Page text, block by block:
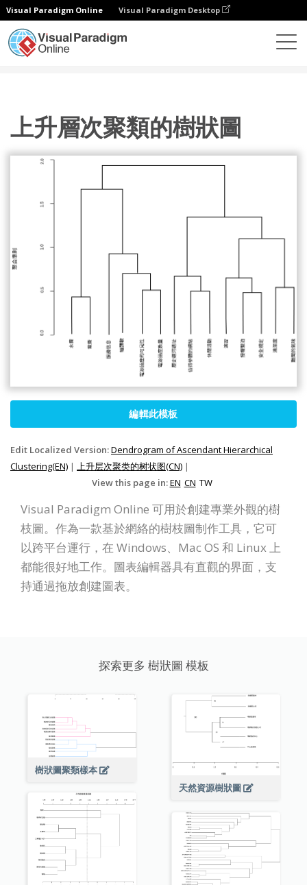
Visual Paradigm Online Visual Paradigm Desktop
上升層次聚類的樹狀圖
編輯此模板
Edit Localized Version:Dendrogram of Ascendant Hierarchical
Clustering(EN) | 上升层次聚类的树状图(CN) |
View this page in:EN CN TW
Visual Paradigm Online 可用於創建專業外觀的樹
枝圖。作為一款基於網絡的樹枝圖制作工具，它可
以跨平台運行，在 Windows、Mac OS 和 Linux 上
都能很好地工作。圖表編輯器具有直觀的界面，支
持通過拖放創建圖表。
探索更多 樹狀圖 模板
樹狀圖聚類樣本
天然資源樹狀圖